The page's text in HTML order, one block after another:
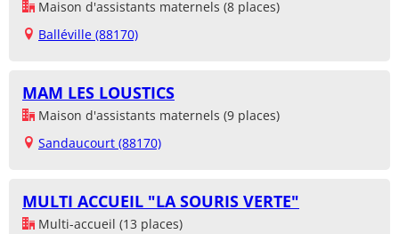
Maison d'assistants maternels (8 places)
Balléville (88170)
MAM LES LOUSTICS
Maison d'assistants maternels (9 places)
Sandaucourt (88170)
MULTI ACCUEIL "LA SOURIS VERTE"
Multi-accueil (13 places)